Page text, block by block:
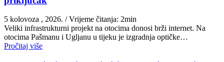
5 kolovoza , 2026. / Vrijeme čitanja: 2min
Veliki infrastrukturni projekt na otocima donosi brži internet. Na
otocima Pašmanu i Ugljanu u tijeku je izgradnja optičke…
Pročitaj više